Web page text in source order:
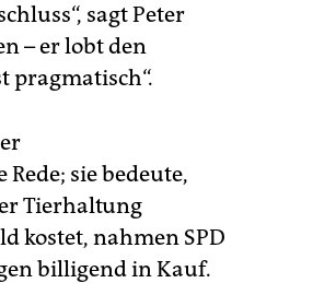
sagt Peter
– er lobt den
pragmatisch“.
sie bedeute,
Tierhaltung
kostet, nahmen SPD
billigend in Kauf.